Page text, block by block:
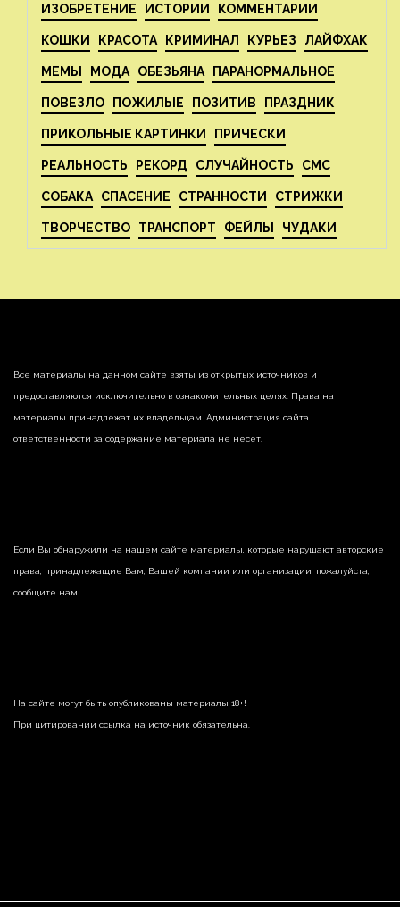
ИЗОБРЕТЕНИЕ ИСТОРИИ КОММЕНТАРИИ
КОШКИ КРАСОТА КРИМИНАЛ КУРЬЕЗ ЛАЙФХАК
МЕМЫ МОДА ОБЕЗЬЯНА ПАРАНОРМАЛЬНОЕ
ПОВЕЗЛО ПОЖИЛЫЕ ПОЗИТИВ ПРАЗДНИК
ПРИКОЛЬНЫЕ КАРТИНКИ ПРИЧЕСКИ
РЕАЛЬНОСТЬ РЕКОРД СЛУЧАЙНОСТЬ СМС
СОБАКА СПАСЕНИЕ СТРАННОСТИ СТРИЖКИ
ТВОРЧЕСТВО ТРАНСПОРТ ФЕЙЛЫ ЧУДАКИ
Все материалы на данном сайте взяты из открытых источников и
предоставляются исключительно в ознакомительных целях. Права на
материалы принадлежат их владельцам. Администрация сайта
ответственности за содержание материала не несет.
Если Вы обнаружили на нашем сайте материалы, которые нарушают авторские
права, принадлежащие Вам, Вашей компании или организации, пожалуйста,
сообщите нам.
На сайте могут быть опубликованы материалы 18+!
При цитировании ссылка на источник обязательна.